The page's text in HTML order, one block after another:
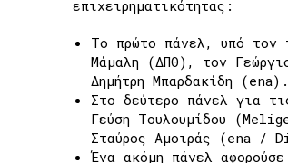
επιχειρηματικότητας:
Το πρώτο πάνελ, υπό τον
Μάμαλη (ΔΠΘ), τον
Δημήτρη Μπαρδακίδη (ena).
Στο δεύτερο πάνελ για
Γεύση Τουλουμίδου
Σταύρος Αμοιράς (ena /
Ένα ακόμη πάνελ